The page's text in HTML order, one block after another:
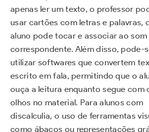
apenas ler um texto, o professor
usar cartões com letras e palavras,
aluno pode tocar e associar ao som
correspondente. Além disso, pode-
utilizar softwares que convertem
escrito em fala, permitindo que o
ouça a leitura enquanto segue com
olhos no material. Para alunos com
discalculia, o uso de ferramentas
como ábacos ou representações